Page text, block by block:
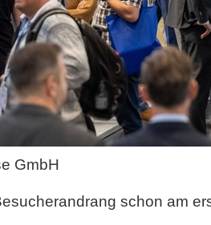
GmbH
schon am